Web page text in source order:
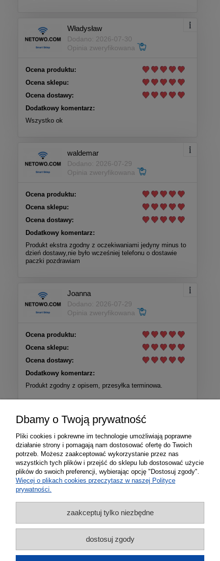
Władysław
Dodano: 2026-07-30
Opinia zweryfikowana
Ocena produktu:
Ocena sklepu:
Ocena dostawy:
Dodatkowy komentarz:
Wszystko ok
waldemar
Dodano: 2026-07-29
Opinia zweryfikowana
Ocena produktu:
Ocena sklepu:
Ocena dostawy:
Dodatkowy komentarz:
Produkt ekstra zgodny z oczekiwaniami jedyny minus to
dzień dostawy,nie było wcześniej telefonu o dostawie
paczki pozdrawiam
Joanna
Dodano: 2026-07-29
Opinia zweryfikowana
Ocena produktu:
Ocena sklepu:
Ocena dostawy:
Dodatkowy komentarz:
Produkt zgodny z opisem, przesyłka terminowa.
Informacje
Zakupy
Dbamy o Twoją prywatność
Pliki cookies i pokrewne im technologie umożliwiają poprawne
działanie strony i pomagają nam dostosować ofertę do Twoich
potrzeb. Możesz zaakceptować wykorzystanie przez nas
wszystkich tych plików i przejść do sklepu lub dostosować użycie
plików do swoich preferencji, wybierając opcję "Dostosuj zgody".
Więcej o plikach cookies przeczytasz w naszej Polityce
prywatności.
zaakceptuj tylko niezbędne
dostosuj zgody